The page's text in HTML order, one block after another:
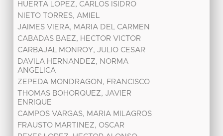
HUERTA LOPEZ, CARLOS ISIDRO
NIETO TORRES, AMIEL
JAIMES VIERA, MARIA DEL CARMEN
CABADAS BAEZ, HECTOR VICTOR
CARBAJAL MONROY, JULIO CESAR
DAVILA HERNANDEZ, NORMA
ANGELICA
ZEPEDA MONDRAGON, FRANCISCO
THOMAS BOHORQUEZ, JAVIER
ENRIQUE
CAMPOS VARGAS, MARIA MILAGROS
FRAUSTO MARTINEZ, OSCAR